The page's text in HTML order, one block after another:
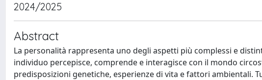
2024/2025
Abstract
La personalità rappresenta uno degli aspetti più complessi e
individuo percepisce, comprende e interagisce con il mondo
predisposizioni genetiche, esperienze di vita e fattori ambientali.